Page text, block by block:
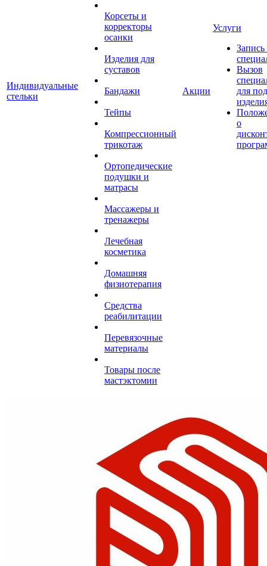
Индивидуальные
стельки
Корсеты и
корректоры
осанки
Изделия для
суставов
Бандажи
Тейпы
Компрессионный
трикотаж
Ортопедические
подушки и
матрасы
Массажеры и
тренажеры
Лечебная
косметика
Домашняя
физиотерапия
Средства
реабилитации
Перевязочные
материалы
Товары после
мастэктомии
Акции
Услуги
Запись
Вызов
для
о